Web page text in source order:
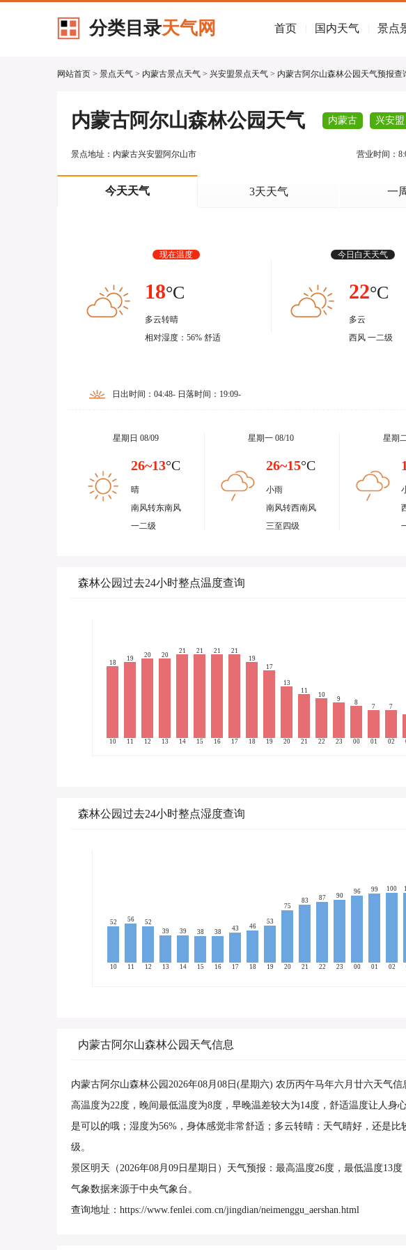
分类目录天气网 首页 国内天气 景点
网站首页 > 景点天气 > 内蒙古景点天气 > 兴安盟景点天气 > 内蒙古阿尔山森林公园天气预报查
内蒙古阿尔山森林公园天气 内蒙古 兴安盟
景点地址：内蒙古兴安盟阿尔山市 营业时间：
今天天气 3天天气 一
现在温度
18°C
多云转晴
相对湿度：56% 舒适
今日白天天气
22°C
多云
西风 一二级
日出时间：04:48- 日落时间：19:09-
星期日 08/09
26~13°C
晴
南风转东南风
一二级
星期一 08/10
26~15°C
小雨
南风转西南风
三至四级
星期
森林公园过去24小时整点温度查询
18
10
19
11
20
12
20
13
21
14
21
15
21
16
21
17
19
18
17
19
13
20
11
21
10
22
9
23
8
00
7
01
7
02
森林公园过去24小时整点湿度查询
52
10
56
11
52
12
39
13
39
14
38
15
38
16
43
17
46
18
53
19
75
20
83
21
87
22
90
23
96
00
99
01
100
02
内蒙古阿尔山森林公园天气信息
内蒙古阿尔山森林公园2026年08月08日(星期六) 农历丙午马年六月廿六天气
高温度为22度，晚间最低温度为8度，早晚温差较大为14度，舒适温度让人身
是可以的哦；湿度为56%，身体感觉非常舒适；多云转晴：天气晴好，还是
级。
景区明天（2026年08月09日星期日）天气预报：最高温度26度，最低温度13
气象数据来源于中央气象台。
查询地址：https://www.fenlei.com.cn/jingdian/neimenggu_aershan.html